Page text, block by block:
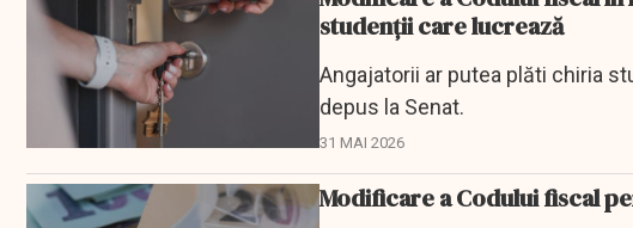
studenţii care lucrează
Angajatorii ar putea plăti chiria
depus la Senat.
31 MAI 2026
Modificare a Codului fiscal